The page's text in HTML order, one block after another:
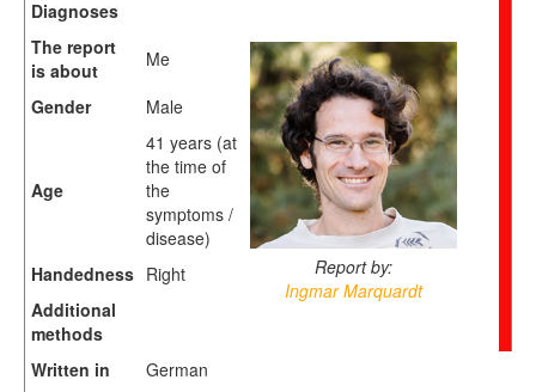
Diagnoses
Report by:
Ingmar Marquardt
The report
is about
Me
Gender
Male
Age
41 years (at
the time of
the
symptoms /
disease)
Handedness Right
Additional
methods
Written in
German